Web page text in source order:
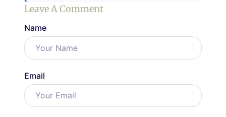
Leave A Comment
Name
Email